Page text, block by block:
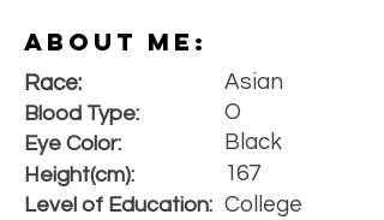
About Me:
Race:
Blood Type:
Eye Color:
Height(cm):
Level of Education:
Asian
O
Black
167
College